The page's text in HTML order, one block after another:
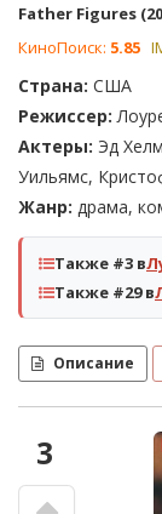
Father Figures
КиноПоиск: 5.85
Страна: США
Режиссер:
Актеры: Эд
Уильямс,
Жанр: драма,
Также #3 в
Также #29 в
Описание
3